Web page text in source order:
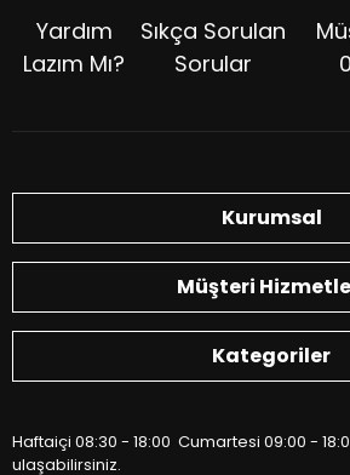
Yardım
Lazım Mı?
Sıkça Sorulan
Sorular
Kurumsal
Müşteri
Kategoriler
Haftaiçi 08:30 - 18:00 Cumartesi 09:00 -
ulaşabilirsiniz.